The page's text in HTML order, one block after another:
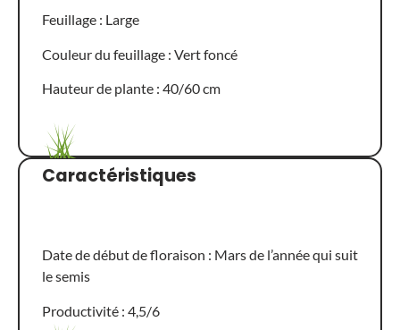
Feuillage : Large
Couleur du feuillage : Vert foncé
Hauteur de plante : 40/60 cm
Caractéristiques
Date de début de floraison : Mars de l’année qui suit
le semis
Productivité : 4,5/6